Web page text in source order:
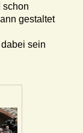
schon
gestaltet
sein